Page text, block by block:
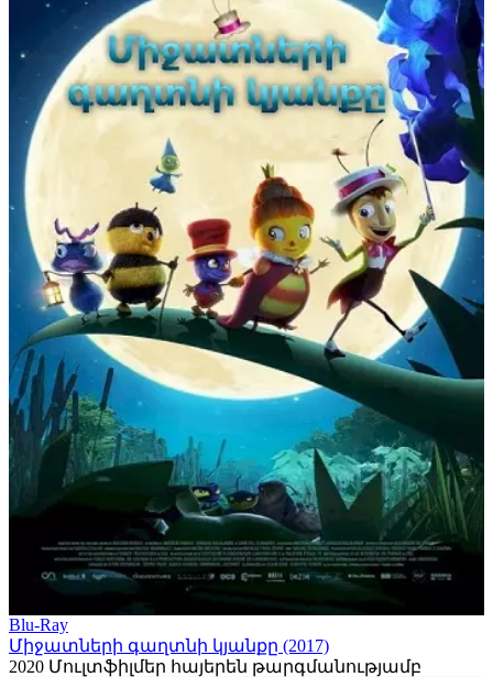
Blu-Ray
Միջատների գաղտնի կյանքը (2017)
2020 Մուլտֆիլմեր հայերեն թարգմանությամբ